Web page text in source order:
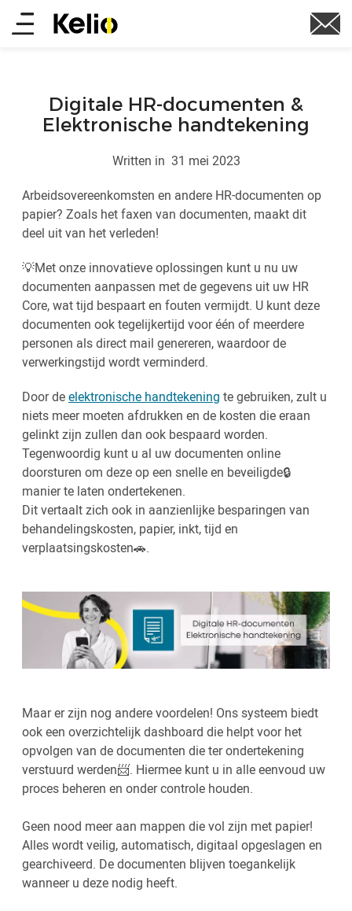
Skip
Main
Digitale HR-documenten &
Elektronische handtekening
Written in 31 mei 2023
Arbeidsovereenkomsten en andere HR-documenten op
papier? Zoals het faxen van documenten, maakt dit
deel uit van het verleden!
💡Met onze innovatieve oplossingen kunt u nu uw
documenten aanpassen met de gegevens uit uw HR
Core, wat tijd bespaart en fouten vermijdt. U kunt deze
documenten ook tegelijkertijd voor één of meerdere
personen als direct mail genereren, waardoor de
verwerkingstijd wordt verminderd.
Door deelektronische handtekening te gebruiken, zult u
niets meer moeten afdrukken en de kosten die eraan
gelinkt zijn zullen dan ook bespaard worden.
Tegenwoordig kunt u al uw documenten online
doorsturen om deze op een snelle en beveiligde🔒
manier te laten ondertekenen.
Dit vertaalt zich ook in aanzienlijke besparingen van
behandelingskosten, papier, inkt, tijd en
verplaatsingskosten🚗.
Maar er zijn nog andere voordelen! Ons systeem biedt
ook een overzichtelijk dashboard die helpt voor het
opvolgen van de documenten die ter ondertekening
verstuurd werden📨. Hiermee kunt u in alle eenvoud uw
proces beheren en onder controle houden.
Geen nood meer aan mappen die vol zijn met papier!
Alles wordt veilig, automatisch, digitaal opgeslagen en
gearchiveerd. De documenten blijven toegankelijk
wanneer u deze nodig heeft.